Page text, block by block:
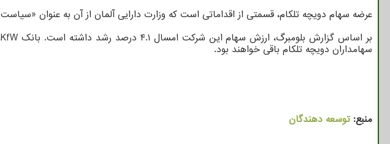
عرضه سهام دویچه تلکام، قسمتی از اقداماتی است که وزارت دارایی آلمان از آن به عنوان
سهامداران دویچه تلکام باقی خواهند بود.
منبع: توسعه دهندگان